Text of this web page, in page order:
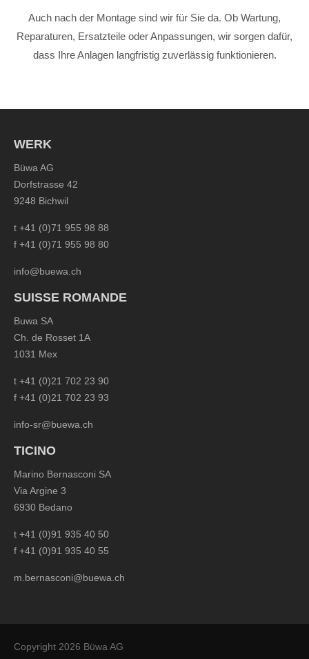
Auch nach der Montage sind wir für Sie da. Ob Wartung,
Reparaturen, Ersatzteile oder Anpassungen, wir sorgen dafür,
dass Ihre Anlagen langfristig zuverlässig funktionieren.
WERK
Büwa AG
Dorfstrasse 42
9248 Bichwil
t +41 (0)71 955 98 88
f +41 (0)71 955 98 80
info@buewa.ch
SUISSE ROMANDE
Buwa SA
Ch. de Rosset 1A
1031 Mex
t +41 (0)21 702 23 90
f +41 (0)21 702 23 93
info-sr@buewa.ch
TICINO
Marino Bernasconi SA
Via Argine 3
6930 Bedano
t +41 (0)91 935 40 50
f +41 (0)91 935 40 55
m.bernasconi@buewa.ch
Copyright 2026 Büwa AG